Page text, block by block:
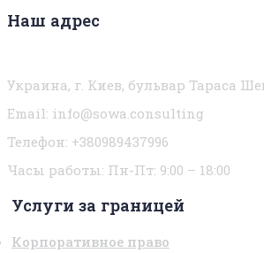
Наш адрес
Украина, г. Киев, бульвар Тараса
Email: info@sowa.consulting
Телефон: +380989437996
Часы работы: Пн-Пт: 9:00 – 18:00
Услуги за границей
Корпоративное право